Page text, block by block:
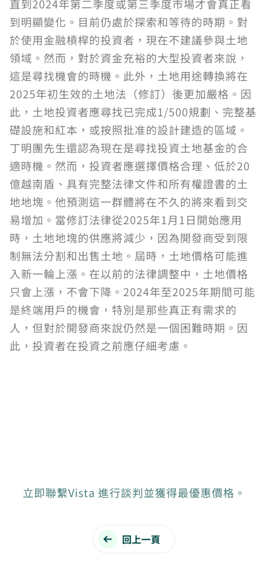
直到2024年第二季度或第三季度市場才會真正看
到明顯變化。目前仍處於探索和等待的時期。對
於使用金融槓桿的投資者，現在不建議參與土地
領域。然而，對於資金充裕的大型投資者來說，
這是尋找機會的時機。此外，土地用途轉換將在
2025年初生效的土地法（修訂）後更加嚴格。因
此，土地投資者應尋找已完成1/500規劃、完整基
礎設施和紅本，或按照批准的設計建造的區域。
丁明團先生還認為現在是尋找投資土地基金的合
適時機。然而，投資者應選擇價格合理、低於20
億越南盾、具有完整法律文件和所有權證書的土
地地塊。他預測這一群體將在不久的將來看到交
易增加。當修訂法律從2025年1月1日開始應用
時，土地地塊的供應將減少，因為開發商受到限
制無法分割和出售土地。屆時，土地價格可能進
入新一輪上漲。在以前的法律調整中，土地價格
只會上漲，不會下降。2024年至2025年期間可能
是終端用戶的機會，特別是那些真正有需求的
人，但對於開發商來說仍然是一個困難時期。因
此，投資者在投資之前應仔細考慮。
立即聯繫Vista 進行談判並獲得最優惠價格。
回上一頁